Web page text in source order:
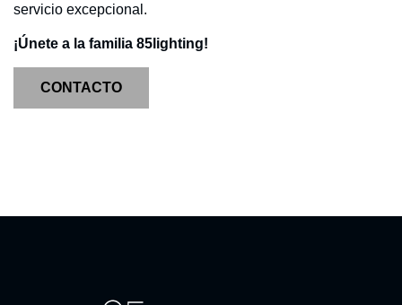
servicio excepcional.
¡Únete a la familia 85lighting!
CONTACTO